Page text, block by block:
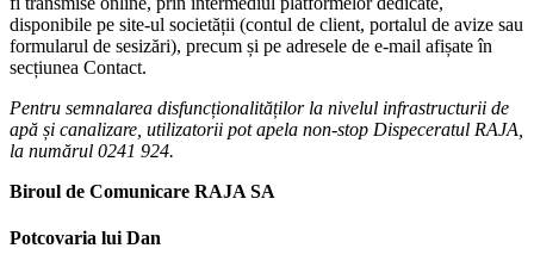
disponibile pe site-ul societății (contul de client, portalul de avize sau
formularul de sesizări), precum și pe adresele de e-mail afișate în
secțiunea Contact.
Pentru semnalarea disfuncționalităților la nivelul infrastructurii de
apă și canalizare, utilizatorii pot apela non-stop Dispeceratul RAJA,
la numărul 0241 924.
Biroul de Comunicare RAJA SA
Potcovaria lui Dan